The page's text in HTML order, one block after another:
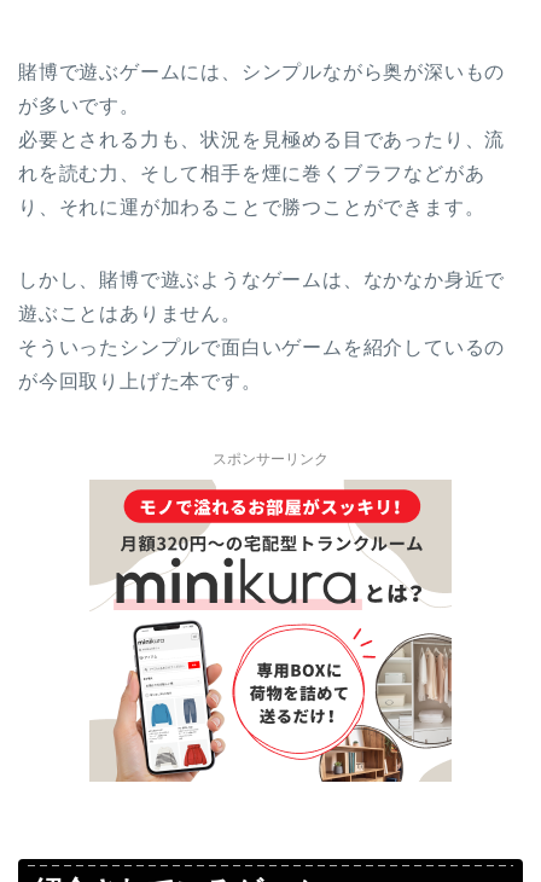
賭博で遊ぶゲームには、シンプルながら奥が深いもの
が多いです。
必要とされる力も、状況を見極める目であったり、流
れを読む力、そして相手を煙に巻くブラフなどがあ
り、それに運が加わることで勝つことができます。
しかし、賭博で遊ぶようなゲームは、なかなか身近で
遊ぶことはありません。
そういったシンプルで面白いゲームを紹介しているの
が今回取り上げた本です。
スポンサーリンク